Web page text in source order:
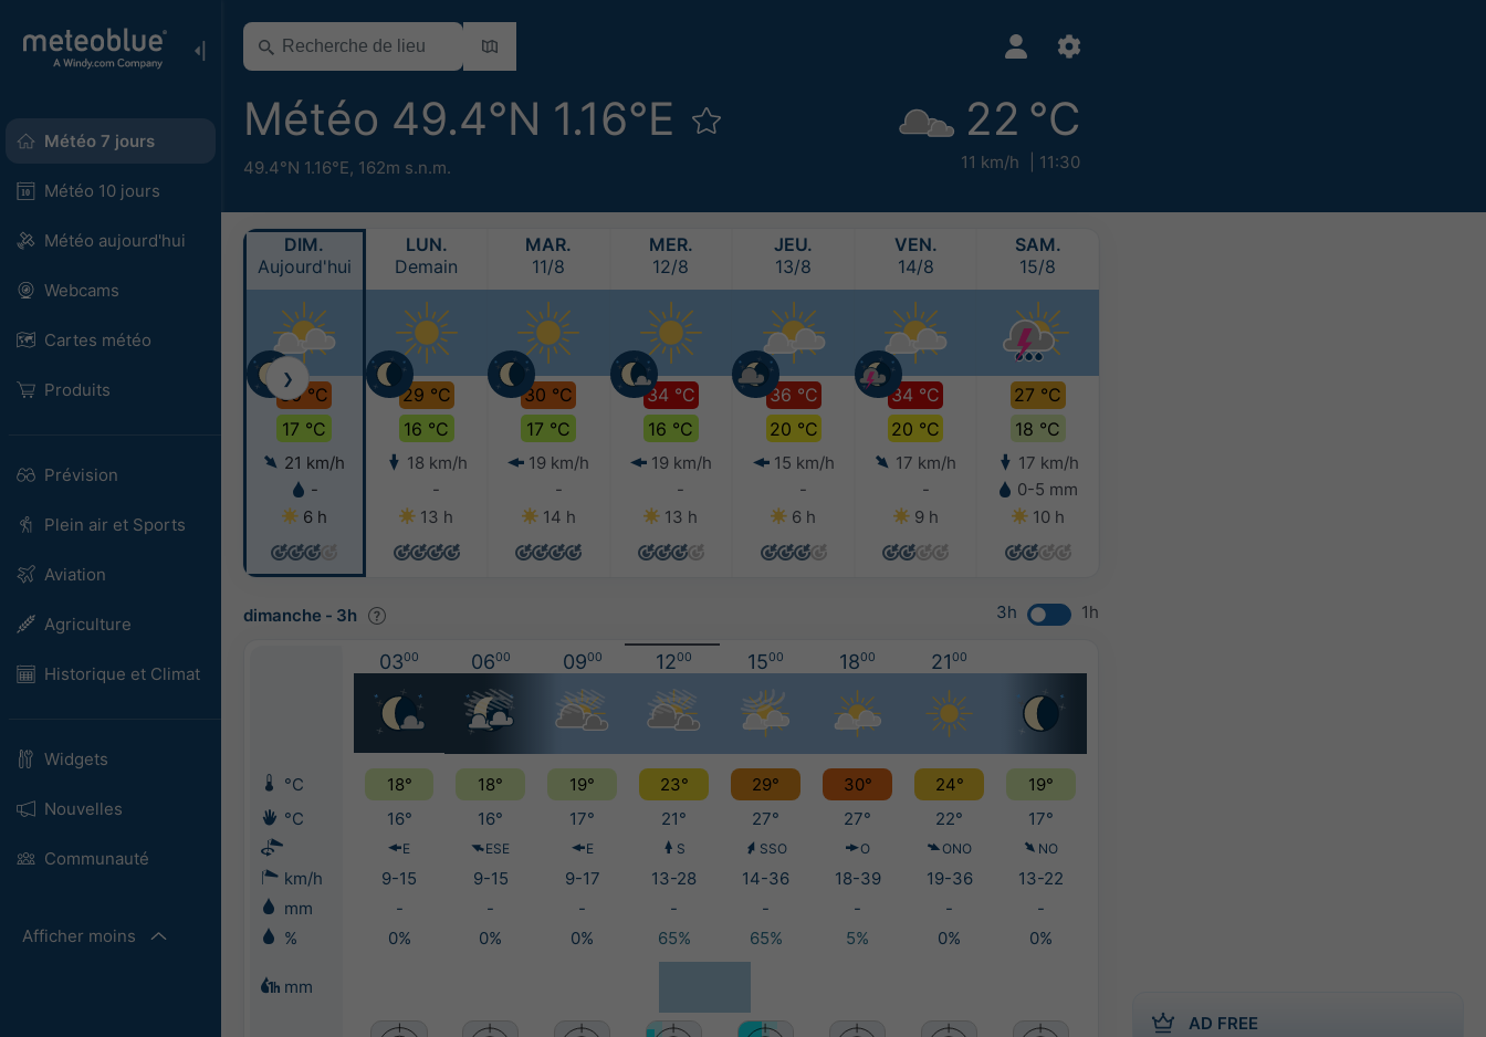
Météo 7 jours
Météo 10 jours
Météo aujourd'hui
Webcams
Cartes météo
Produits
Prévision
Plein air et Sports
Aviation
Agriculture
Historique et Climat
Widgets
Nouvelles
Communauté
Afficher moins
Météo 49.4°N 1.16°E
49.4°N 1.16°E, 162m s.n.m.
22 °C
11 km/h 11:30
AD FREE
DIM.
Aujourd'hui
30 °C
17 °C
21 km/h
-
6 h
LUN.
Demain
29 °C
16 °C
18 km/h
-
13 h
MAR.
11/8
30 °C
17 °C
19 km/h
-
14 h
MER.
12/8
34 °C
16 °C
19 km/h
-
13 h
JEU.
13/8
36 °C
20 °C
15 km/h
-
6 h
VEN.
14/8
34 °C
20 °C
17 km/h
-
9 h
SAM.
15/8
27 °C
18 °C
17 km/h
0-5 mm
10 h
❯
dimanche - 3h 3h 1h
0300 0600 0900 1200 1500 1800 2100
°C 18° 18° 19° 23° 29° 30° 24°
19°
°C
16° 16° 17° 21° 27° 27° 22° 17°
E ESE E S SSO O ONO NO
km/h 9-15 9-15 9-17 13-28 14-36 18-39 19-36
13-22
mm
- - - - - - -
-
%
0% 0% 0% 65% 65% 5% 0% 0%
mm